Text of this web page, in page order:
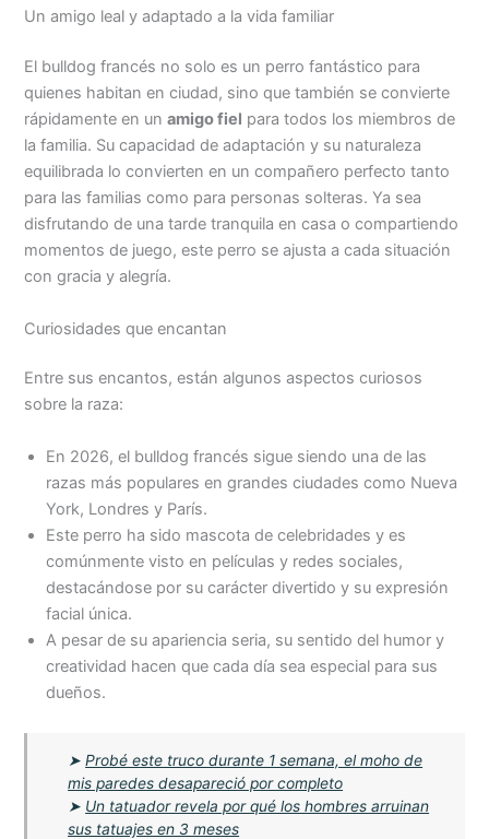
Un amigo leal y adaptado a la vida familiar
El bulldog francés no solo es un perro fantástico para
quienes habitan en ciudad, sino que también se convierte
rápidamente en unamigo fiel para todos los miembros de
la familia. Su capacidad de adaptación y su naturaleza
equilibrada lo convierten en un compañero perfecto tanto
para las familias como para personas solteras. Ya sea
disfrutando de una tarde tranquila en casa o compartiendo
momentos de juego, este perro se ajusta a cada situación
con gracia y alegría.
Curiosidades que encantan
Entre sus encantos, están algunos aspectos curiosos
sobre la raza:
En 2026, el bulldog francés sigue siendo una de las
razas más populares en grandes ciudades como Nueva
York, Londres y París.
Este perro ha sido mascota de celebridades y es
comúnmente visto en películas y redes sociales,
destacándose por su carácter divertido y su expresión
facial única.
A pesar de su apariencia seria, su sentido del humor y
creatividad hacen que cada día sea especial para sus
dueños.
➤Probé este truco durante 1 semana, el moho de
mis paredes desapareció por completo
➤ Un tatuador revela por qué los hombres arruinan
sus tatuajes en 3 meses